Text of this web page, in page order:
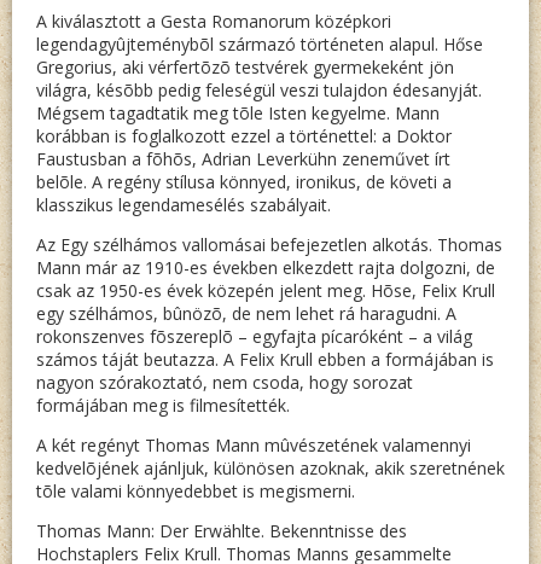
A kiválasztott a Gesta Romanorum középkori
legendagyûjteménybõl származó történeten alapul. Hőse
Gregorius, aki vérfertõzõ testvérek gyermekeként jön
világra, késõbb pedig feleségül veszi tulajdon édesanyját.
Mégsem tagadtatik meg tõle Isten kegyelme. Mann
korábban is foglalkozott ezzel a történettel: a Doktor
Faustusban a fõhõs, Adrian Leverkühn zeneművet írt
belõle. A regény stílusa könnyed, ironikus, de követi a
klasszikus legendamesélés szabályait.
Az Egy szélhámos vallomásai befejezetlen alkotás. Thomas
Mann már az 1910-es években elkezdett rajta dolgozni, de
csak az 1950-es évek közepén jelent meg. Hõse, Felix Krull
egy szélhámos, bûnözõ, de nem lehet rá haragudni. A
rokonszenves fõszereplõ – egyfajta pícaróként – a világ
számos táját beutazza. A Felix Krull ebben a formájában is
nagyon szórakoztató, nem csoda, hogy sorozat
formájában meg is filmesítették.
A két regényt Thomas Mann mûvészetének valamennyi
kedvelõjének ajánljuk, különösen azoknak, akik szeretnének
tõle valami könnyedebbet is megismerni.
Thomas Mann: Der Erwählte. Bekenntnisse des
Hochstaplers Felix Krull. Thomas Manns gesammelte